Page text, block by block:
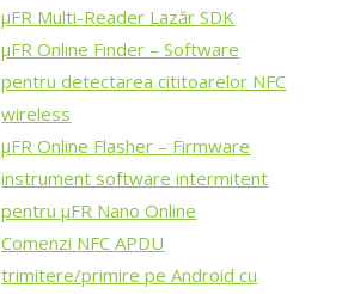
μFR Multi-Reader Lazăr SDK
μFR Online Finder – Software
pentru detectarea cititoarelor NFC
wireless
μFR Online Flasher – Firmware
instrument software intermitent
pentru μFR Nano Online
Comenzi NFC APDU
trimitere/primire pe Android cu